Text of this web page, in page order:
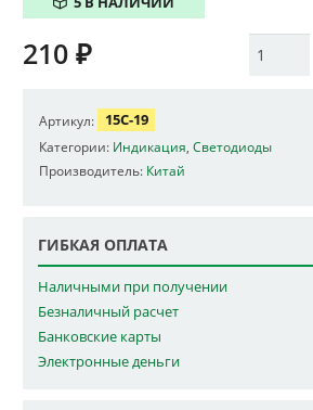
210 ₽
Артикул: 15C-19
Категории: Индикация Светодиоды
Производитель: Китай
ГИБКАЯ ОПЛАТА
Наличными при получении
Безналичный расчет
Банковские карты
Электронные деньги